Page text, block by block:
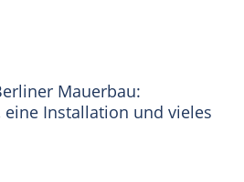
Mauerbau:
eine Installation und vieles